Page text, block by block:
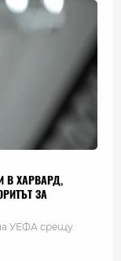
В ХАРВАРД,
ЗА
УЕФА срещу